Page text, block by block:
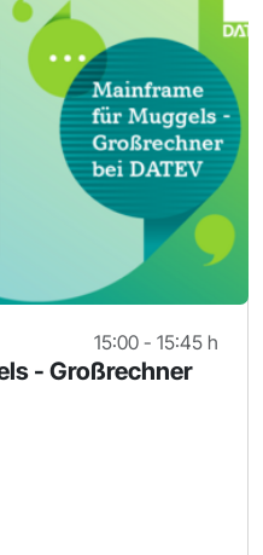
15:00 - 15:45 h
- Großrechner